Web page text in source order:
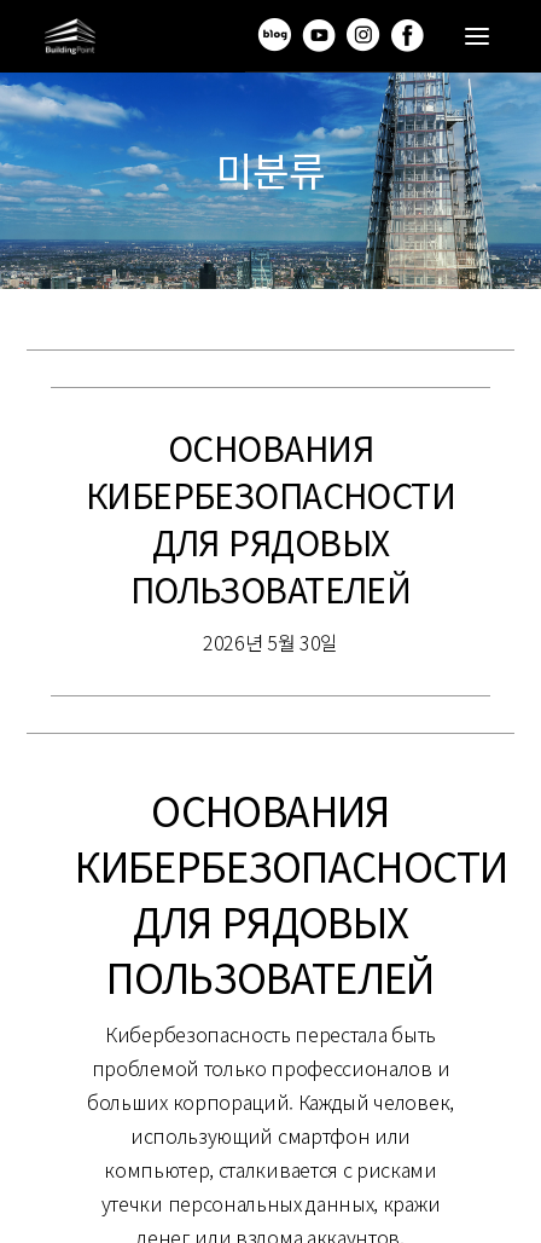
미분류
ОСНОВАНИЯ
КИБЕРБЕЗОПАСНОСТИ
ДЛЯ РЯДОВЫХ
ПОЛЬЗОВАТЕЛЕЙ
2026년 5월 30일
ОСНОВАНИЯ
КИБЕРБЕЗОПАСНОСТИ
ДЛЯ РЯДОВЫХ
ПОЛЬЗОВАТЕЛЕЙ
Кибербезопасность перестала быть
проблемой только профессионалов и
больших корпораций. Каждый человек,
использующий смартфон или
компьютер, сталкивается с рисками
утечки персональных данных, кражи
денег или взлома аккаунтов.